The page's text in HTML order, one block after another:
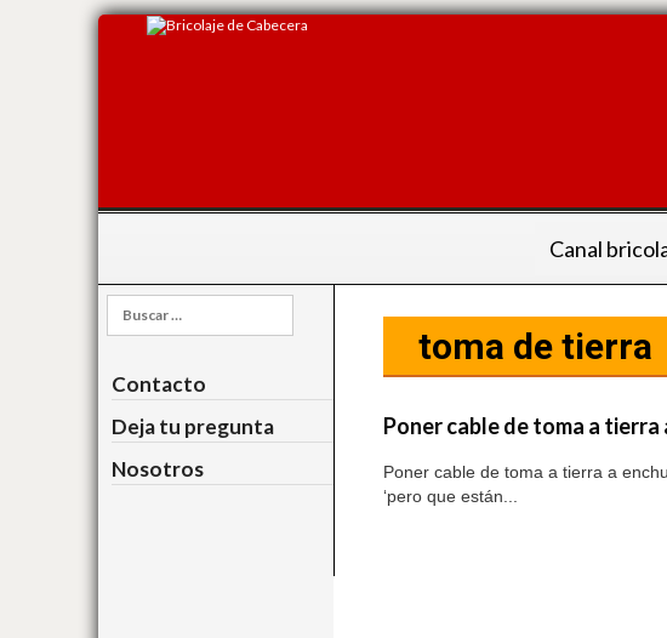
Canal
toma de tierra
Poner cable de toma a tierra
Poner cable de toma a tierra a
‘pero que están...
Buscar:
Contacto
Deja tu pregunta
Nosotros